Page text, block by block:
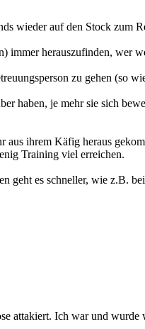
wieder auf den Stock
immer herauszufinden,
zu gehen (so
haben, je mehr sie sich
ihrem Käfig heraus
Training viel erreichen.
geht es schneller, wie z.B.
attakiert. Ich war und